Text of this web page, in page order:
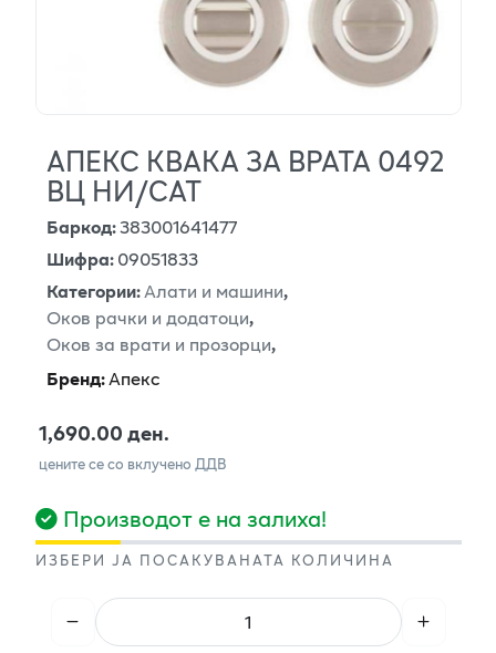
АПЕКС КВАКА ЗА ВРАТА 0492
ВЦ НИ/САТ
Баркод:383001641477
Шифра:09051833
Категории:Алати и машини,
Оков рачки и додатоци,
Оков за врати и прозорци,
Бренд:Апекс
1,690.00 ден.
цените се со вклучено ДДВ
Производот е на залиха!
ИЗБЕРИ ЈА ПОСАКУВАНАТА КОЛИЧИНА